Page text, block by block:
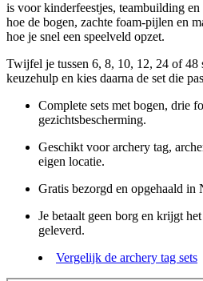
is voor kinderfeestjes, teambuilding
hoe de bogen, zachte foam-pijlen en
hoe je snel een speelveld opzet.
Twijfel je tussen 6, 8, 10, 12, 24 of 48
keuzehulp en kies daarna de set die
Complete sets met bogen, drie
gezichtsbescherming.
Geschikt voor archery tag,
eigen locatie.
Gratis bezorgd en opgehaald in
Je betaalt geen borg en krijgt
geleverd.
Vergelijk de archery tag sets